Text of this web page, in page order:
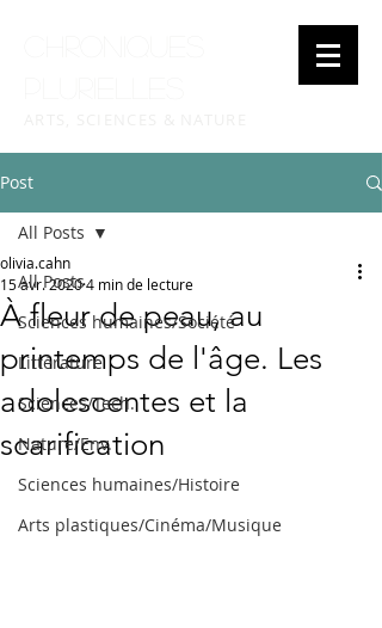
Post
All Posts
Sciences humaines/Société
Littérature
Sciences/Tech.
Nature/Env.
Sciences humaines/Histoire
Arts plastiques/Cinéma/Musique
All Posts
À fleur de peau, au
printemps de l'âge. Les
adolescentes et la
scarification
olivia.cahn
15 avr. 20204 min de lecture